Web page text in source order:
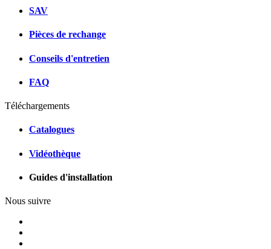
SAV
Pièces de rechange
Conseils d'entretien
FAQ
Téléchargements
Catalogues
Vidéothèque
Guides d'installation
Nous suivre